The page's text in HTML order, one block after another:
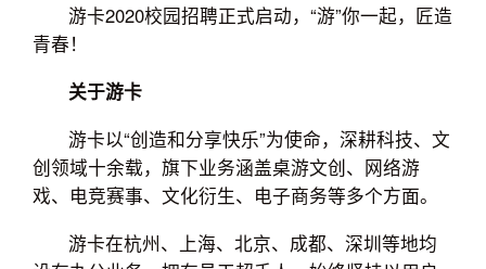
游卡2020校园招聘正式启动，“游”你一起，匠造
青春！
关于游卡
游卡以“创造和分享快乐”为使命，深耕科技、文
创领域十余载，旗下业务涵盖桌游文创、网络游
戏、电竞赛事、文化衍生、电子商务等多个方面。
游卡在杭州、上海、北京、成都、深圳等地均